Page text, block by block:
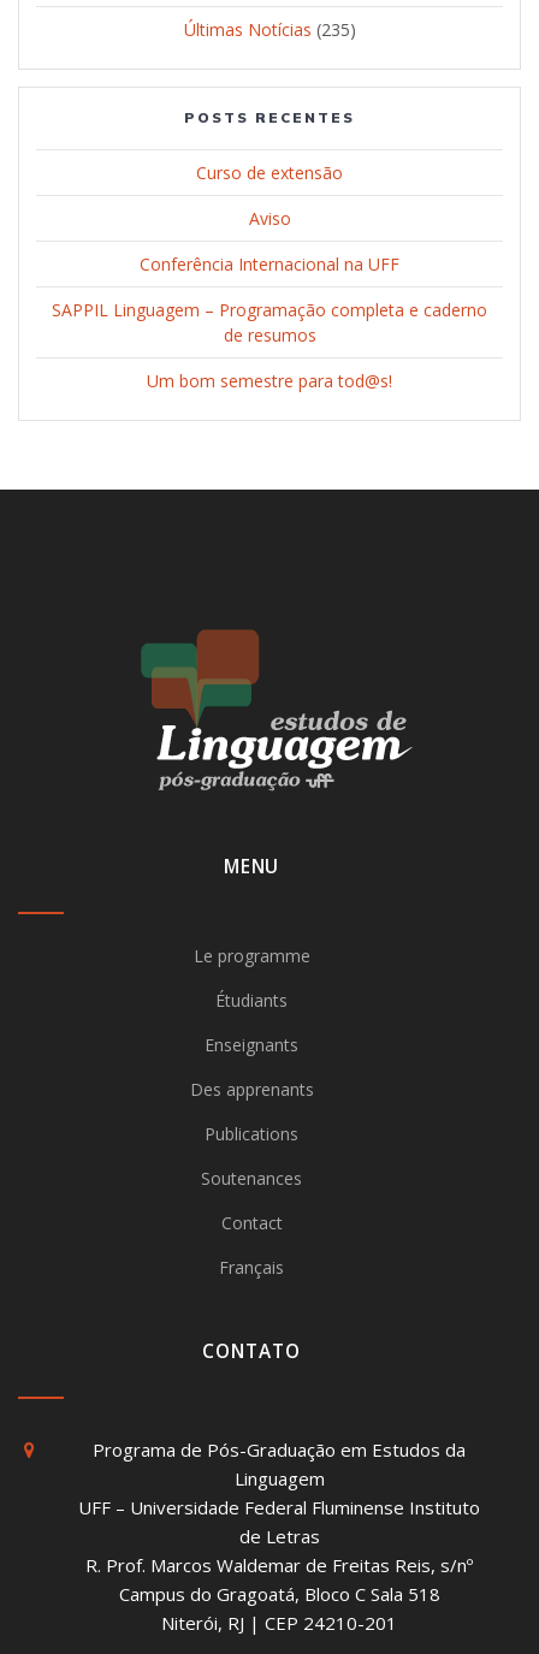
Últimas Notícias (235)
POSTS RECENTES
Curso de extensão
Aviso
Conferência Internacional na UFF
SAPPIL Linguagem – Programação completa e caderno
de resumos
Um bom semestre para tod@s!
MENU
Le programme
Étudiants
Enseignants
Des apprenants
Publications
Soutenances
Contact
Français
CONTATO
Programa de Pós-Graduação em Estudos da
Linguagem
UFF – Universidade Federal Fluminense Instituto
de Letras
R. Prof. Marcos Waldemar de Freitas Reis, s/nº
Campus do Gragoatá, Bloco C Sala 518
Niterói, RJ | CEP 24210-201